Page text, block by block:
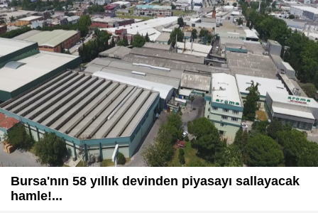
Bursa'nın 58 yıllık devinden piyasayı sallayacak
hamle!...